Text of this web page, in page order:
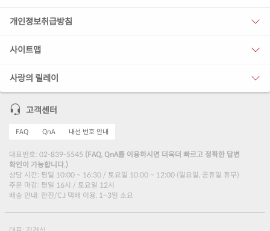
개인정보취급방침
사이트맵
사랑의 릴레이
고객센터
FAQ QnA 내선 번호 안내
대표번호: 02-839-5545 (FAQ, QnA를 이용하시면 더욱더 빠르고 정확한 답변
확인이 가능합니다.)
상담 시간: 평일 10:00 ~ 16:30 / 토요일 10:00 ~ 12:00 (일요일, 공휴일 휴무)
주문 마감: 평일 16시 / 토요일 12시
배송 안내: 한진/CJ 택배 이용, 1~3일 소요